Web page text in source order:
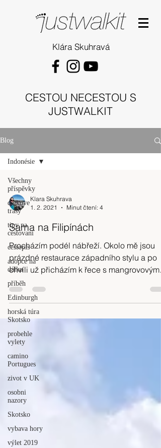
Klára Skuhravá
CESTOU NECESTOU S
JUSTWALKIT
Blog
Všechny
příspěvky
dalkove
trasy
tipy na
cestovani
cestopis
adopce na
dálku
příběh
Edinburgh
horská túra
Skotsko
probehle
vylety
camino
Portugues
zivot v UK
osobni
nazory
Skotsko
vybava hory
výlet 2019
Indonésie
Klara Skuhrava
1. 2. 2021
Minut čtení: 4
Sama na Filipínách
Procházím podél nábřeží. Okolo mě jsou
prázdné restaurace západního stylu a po
chvíli už přicházím k řece s mangrovovým
porostem...